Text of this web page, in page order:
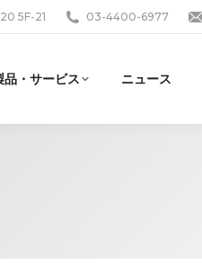
5F-21 03-4400-6977
品・サービス ニュース